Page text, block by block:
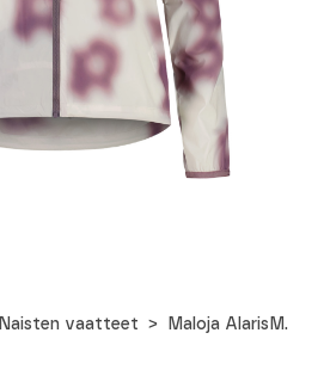
Naisten vaatteet
Maloja AlarisM.